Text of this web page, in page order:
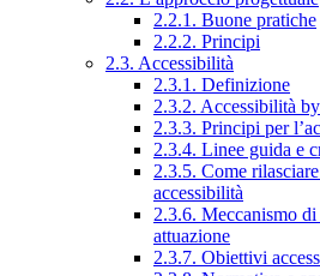
2.2.1. Buone pratiche
2.2.2. Principi
2.3. Accessibilità
2.3.1. Definizione
2.3.2. Accessibilità
2.3.3. Principi per
2.3.4. Linee guida e
2.3.5. Come
accessibilità
2.3.6. Meccanismo
attuazione
2.3.7. Obiettivi